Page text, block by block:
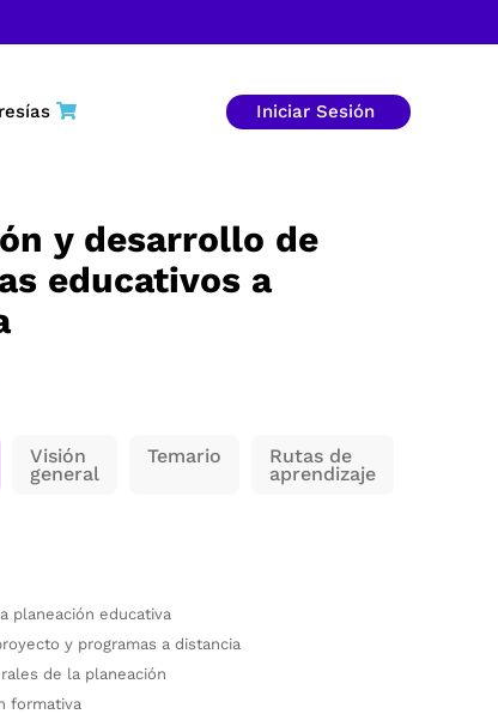
Iniciar Sesión
y desarrollo de
educativos a
Visión
general
Temario Rutas de
aprendizaje
planeación educativa
y programas a distancia
de la planeación
formativa